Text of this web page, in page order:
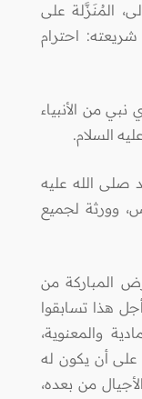
المُنَزَّلة على
احترام
من الأنبياء
السلام.
صلى الله عليه
وورثة لجميع
المباركة من
هذا تسابقوا
والمعنوية،
أن يكون له
من بعده،